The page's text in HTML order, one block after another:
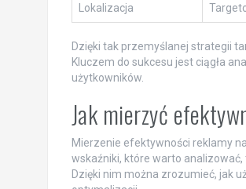
Lokalizacja
Dzięki tak przemyślanej strategii
Kluczem do sukcesu jest ciągła
użytkowników.
Jak mierzyć
Mierzenie efektywności reklamy
wskaźniki, które warto
Dzięki nim można zrozumieć, jak